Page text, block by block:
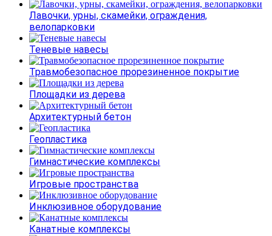
Лавочки, урны, скамейки, ограждения,
велопарковки
Теневые навесы
Травмобезопасное прорезиненное покрытие
Площадки из дерева
Архитектурный бетон
Геопластика
Гимнастические комплексы
Игровые пространства
Инклюзивное оборудование
Канатные комплексы